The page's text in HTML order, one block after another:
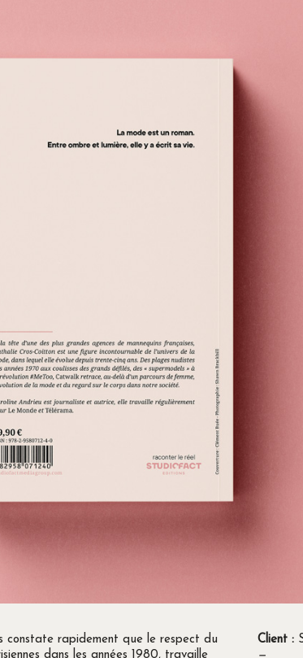
constate rapidement que le respect du
dans les années 1980, travaille
Client :
—